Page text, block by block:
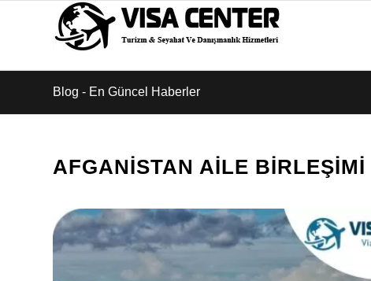
Blog - En Güncel Haberler
AFGANISTAN AILE BIRLEŞIMI